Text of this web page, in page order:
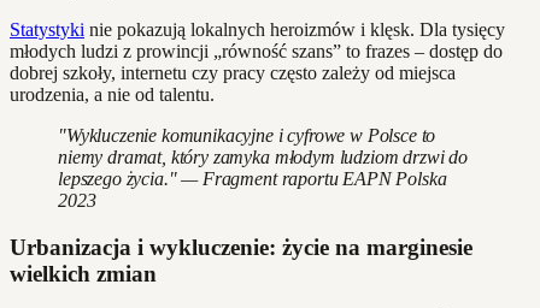
Statystyki nie pokazują lokalnych heroizmów i klęsk. Dla tysięcy
młodych ludzi z prowincji „równość szans” to frazes – dostęp do
dobrej szkoły, internetu czy pracy często zależy od miejsca
urodzenia, a nie od talentu.
"Wykluczenie komunikacyjne i cyfrowe w Polsce to
niemy dramat, który zamyka młodym ludziom drzwi do
lepszego życia." — Fragment raportu EAPN Polska
2023
Urbanizacja i wykluczenie: życie na marginesie
wielkich zmian